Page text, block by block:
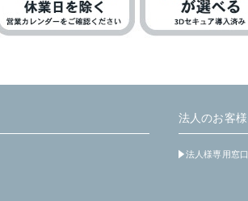
法人のお客様
法人様専用窓口